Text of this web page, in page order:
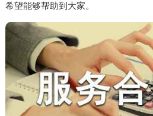
希望能够帮助到大家。